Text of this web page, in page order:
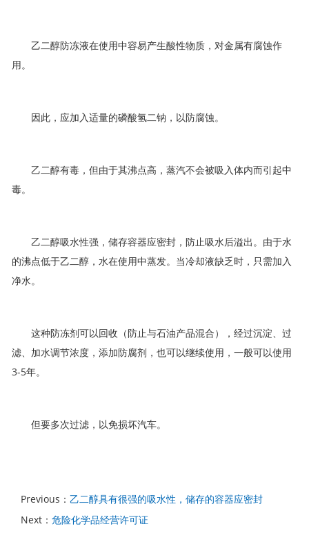
乙二醇防冻液在使用中容易产生酸性物质，对金属有腐蚀作
用。
因此，应加入适量的磷酸氢二钠，以防腐蚀。
乙二醇有毒，但由于其沸点高，蒸汽不会被吸入体内而引起中
毒。
乙二醇吸水性强，储存容器应密封，防止吸水后溢出。由于水
的沸点低于乙二醇，水在使用中蒸发。当冷却液缺乏时，只需加入
净水。
这种防冻剂可以回收（防止与石油产品混合），经过沉淀、过
滤、加水调节浓度，添加防腐剂，也可以继续使用，一般可以使用
3-5年。
但要多次过滤，以免损坏汽车。
Previous： 乙二醇具有很强的吸水性，储存的容器应密封
Next： 危险化学品经营许可证